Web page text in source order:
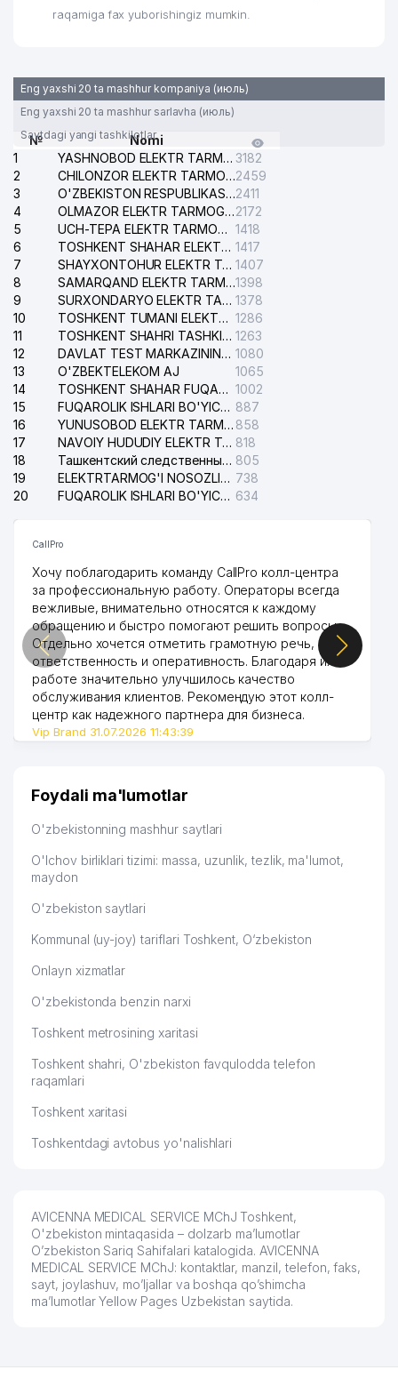
raqamiga fax yuborishingiz mumkin.
Eng yaxshi 20 ta mashhur kompaniya (июль)
Eng yaxshi 20 ta mashhur sarlavha (июль)
Saytdagi yangi tashkilotlar
№
Nomi
1
YASHNOBOD ELEKTR TARMOG'I NOSOZLIKLARI XIZMATI 3182
2
CHILONZOR ELEKTR TARMOG'I NOSOZLIK XIZMATI2459
3
O'ZBEKISTON RESPUBLIKASI BOSH PROKURATURASI ISHONCH TELEFONI2411
4
OLMAZOR ELEKTR TARMOG'I NOSOZLIKLARI XIZMATI2172
5
UCH-TEPA ELEKTR TARMOG'I NOSOZLIKLARI XIZMATI 1418
6
TOSHKENT SHAHAR ELEKTR TARMOQLARI KORXONASI AJ 1417
7
SHAYXONTOHUR ELEKTR TARMOG'I NOSOZLIKLARINI TUZATISH XIZMATI 1407
8
SAMARQAND ELEKTR TARMOQLARI AJ1398
9
SURXONDARYO ELEKTR TARMOQLARI AJ 1378
10
TOSHKENT TUMANI ELEKTR TARMOG'I AVARIYA XIZMATI 1286
11
TOSHKENT SHAHRI TASHKILOT TELEFONLARI HAQIDA MA'LUMOT BYUROSI 1263
12
DAVLAT TEST MARKAZINING ISHONCH TELEFONLARI 1080
13
O'ZBEKTELEKOM AJ
1065
14
TOSHKENT SHAHAR FUQAROLIK ISHLARI BO'YICHA SUDI 1002
15
FUQAROLIK ISHLARI BO'YICHA YAKKASAROY TUMANLARARO SUDI 887
16
YUNUSOBOD ELEKTR TARMOG'I NOSOZLIKLARI XIZMATI 858
17
NAVOIY HUDUDIY ELEKTR TARMOQLARI KORXONASI AJ 818
18
Ташкентский следственный изолятор 805
19
ELEKTRTARMOG'I NOSOZLIKLARINI TO'ZATISH SERGELI XIZMATI 738
20
FUQAROLIK ISHLARI BO'YICHA UCH-TEPA TUMANI SUDI 634
CallPro
Хочу поблагодарить команду CallPro колл-центра
за профессиональную работу. Операторы всегда
вежливые, внимательно относятся к каждому
обращению и быстро помогают решить вопросы.
Отдельно хочется отметить грамотную речь,
ответственность и оперативность. Благодаря их
работе значительно улучшилось качество
обслуживания клиентов. Рекомендую этот колл-
центр как надежного партнера для бизнеса.
Vip Brand 31.07.2026 11:43:39
Foydali ma'lumotlar
O'zbekistonning mashhur saytlari
O'lchov birliklari tizimi: massa, uzunlik, tezlik, ma'lumot,
maydon
O'zbekiston saytlari
Kommunal (uy-joy) tariflari Toshkent, O‘zbekiston
Onlayn xizmatlar
O'zbekistonda benzin narxi
Toshkent metrosining xaritasi
Toshkent shahri, O'zbekiston favqulodda telefon
raqamlari
Toshkent xaritasi
Toshkentdagi avtobus yo'nalishlari
AVICENNA MEDICAL SERVICE MChJ Toshkent,
O'zbekiston mintaqasida – dolzarb ma’lumotlar
O’zbekiston Sariq Sahifalari katalogida. AVICENNA
MEDICAL SERVICE MChJ: kontaktlar, manzil, telefon, faks,
sayt, joylashuv, mo’ljallar va boshqa qo’shimcha
ma’lumotlar Yellow Pages Uzbekistan saytida.